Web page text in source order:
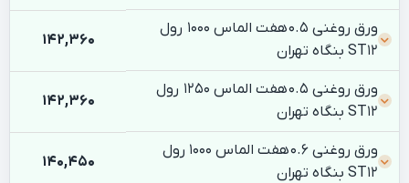
ورق روغنی 0.5 هفت الماس 1000 رول
ST12 بنگاه تهران
142,360
ورق روغنی 0.5 هفت الماس 1250 رول
ST12 بنگاه تهران
142,360
ورق روغنی 0.6 هفت الماس 1000 رول
ST12 بنگاه تهران
140,450